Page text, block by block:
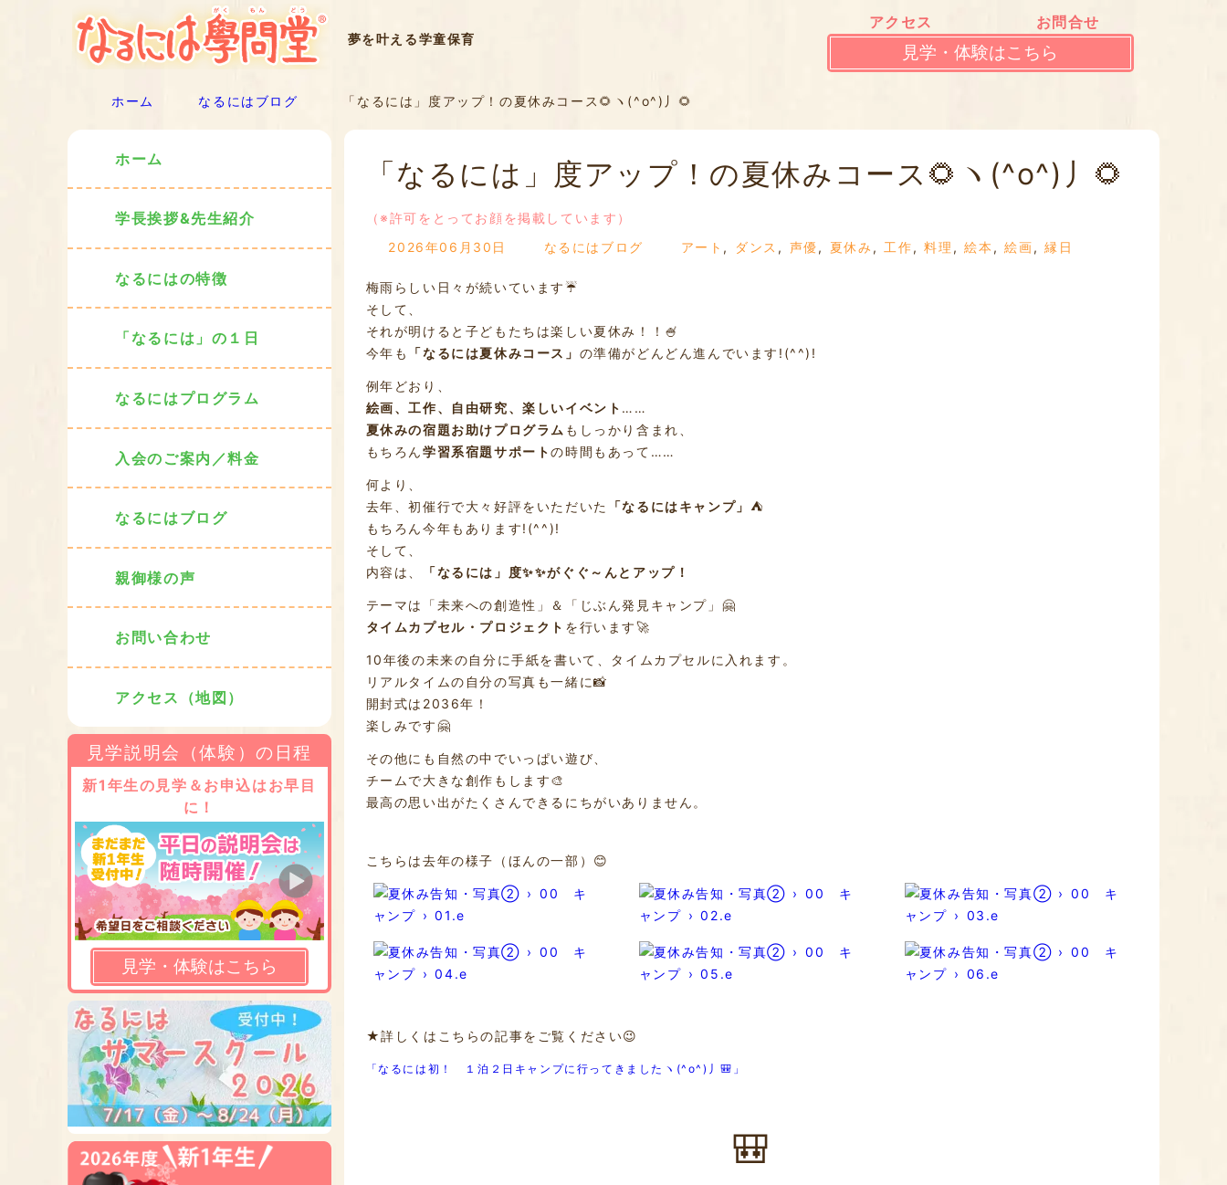
夢を叶える学童保育
アクセス お問合せ
見学・体験はこちら
ホーム なるにはブログ 「なるには」度アップ！の夏休みコース🌻ヽ(^o^)丿🌻
「なるには」度アップ！の夏休みコース🌻ヽ(^o^)丿🌻
（※許可をとってお顔を掲載しています）
2026年06月30日
なるにはブログ アート , ダンス , 声優, 夏休み , 工作,料理 ,絵本 ,絵画,縁日
梅雨らしい日々が続いています☔
そして、
それが明けると子どもたちは楽しい夏休み！！🍧
今年も
「なるには夏休みコース」 の準備がどんどん進んでいます!(^^)!
例年どおり、
絵画、工作、自由研究、楽しいイベント ……
夏休みの宿題お助けプログラム もしっかり含まれ、
もちろん学習系宿題サポートの時間もあって……
何より、
去年、初催行で大々好評をいただいた
「なるにはキャンプ」 ⛺
もちろん今年もあります!(^^)!
そして、
内容は、
「なるには」度✨✨がぐぐ～んとアップ！
テーマは「未来への創造性」＆「じぶん発見キャンプ」🤗
タイムカプセル・プロジェクト を行います🚀
10年後の未来の自分に手紙を書いて、タイムカプセルに入れます。
リアルタイムの自分の写真も一緒に📸
開封式は2036年！
楽しみです🤗
その他にも自然の中でいっぱい遊び、
チームで大きな創作もします🎨
最高の思い出がたくさんできるにちがいありません。
こちらは去年の様子（ほんの一部）😊
★詳しくはこちらの記事をご覧ください😉
「なるには初！ １泊２日キャンプに行ってきましたヽ(^o^)丿🎒」
🎒
ホーム
学長挨拶&先生紹介
なるにはの特徴
「なるには」の１日
なるにはプログラム
入会のご案内／料金
なるにはブログ
親御様の声
お問い合わせ
アクセス（地図）
見学説明会（体験）の日程
新1年生の見学＆お申込はお早目
に！
見学・体験はこちら